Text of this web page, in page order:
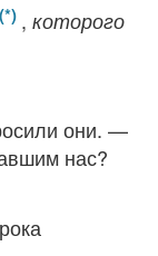
, которого
они. —
нас?